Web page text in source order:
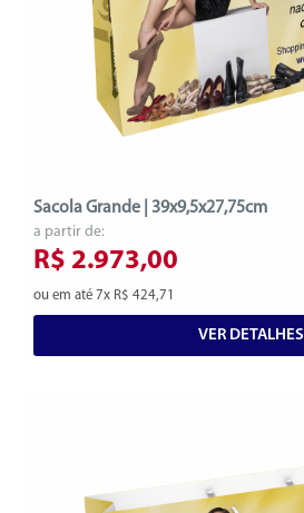
Sacola Grande | 39x9,5x27,75cm
a partir de:
R$ 2.973,00
ou em até 7x R$ 424,71
VER DETALHES